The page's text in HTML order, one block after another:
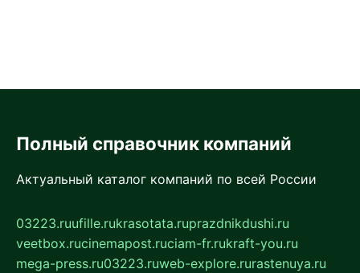
Полный справочник компаний
Актуальный каталог компаний по всей России
03223.ruufille.rukrasotata.ruprazdnikdushi.ru
veetbox.rucinemapost.ruciam-fr.rukraft-you.ru
mega-press.ru03223.ruweb-explore.rurastenuya.ru